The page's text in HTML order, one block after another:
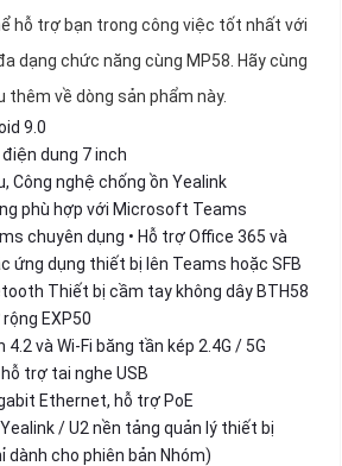
hỗ trợ bạn trong công việc tốt nhất với
dạng chức năng cùng MP58. Hãy cùng
thêm về dòng sản phẩm này.
9.0
dung 7 inch
Công nghệ chống ồn Yealink
phù hợp với Microsoft Teams
chuyên dụng • Hỗ trợ Office 365 và
ứng dụng thiết bị lên Teams hoặc SFB
Thiết bị cầm tay không dây BTH58
EXP50
và Wi-Fi băng tần kép 2.4G / 5G
trợ tai nghe USB
Ethernet, hỗ trợ PoE
/ U2 nền tảng quản lý thiết bị
dành cho phiên bản Nhóm)